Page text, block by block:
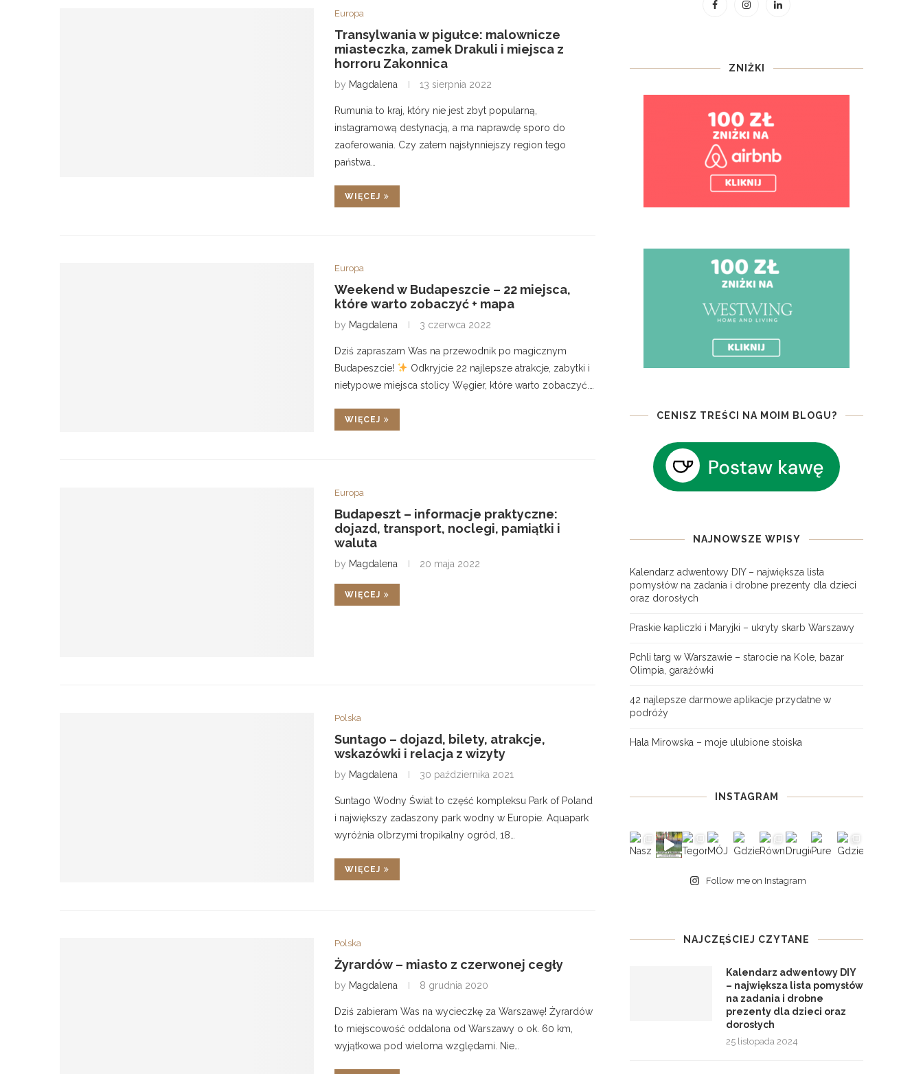
Europa
Transylwania w pigułce: malownicze
miasteczka, zamek Drakuli i miejsca z
horroru Zakonnica
by Magdalena 13 sierpnia 2022
Rumunia to kraj, który nie jest zbyt popularną,
instagramową destynacją, a ma naprawdę sporo do
zaoferowania. Czy zatem najsłynniejszy region tego
państwa…
WIĘCEJ
Europa
Weekend w Budapeszcie – 22 miejsca,
które warto zobaczyć + mapa
by Magdalena 3 czerwca 2022
Dziś zapraszam Was na przewodnik po magicznym
Budapeszcie!
Odkryjcie 22 najlepsze atrakcje, zabytki i
nietypowe miejsca stolicy Węgier, które warto zobaczyć.…
WIĘCEJ
Europa
Budapeszt – informacje praktyczne:
dojazd, transport, noclegi, pamiątki i
waluta
by Magdalena 20 maja 2022
WIĘCEJ
Polska
Suntago – dojazd, bilety, atrakcje,
wskazówki i relacja z wizyty
by Magdalena 30 października 2021
Suntago Wodny Świat to część kompleksu Park of Poland
i największy zadaszony park wodny w Europie. Aquapark
wyróżnia olbrzymi tropikalny ogród, 18…
WIĘCEJ
Polska
Żyrardów – miasto z czerwonej cegły
by Magdalena 8 grudnia 2020
Dziś zabieram Was na wycieczkę za Warszawę! Żyrardów
to miejscowość oddalona od Warszawy o ok. 60 km,
wyjątkowa pod wieloma względami. Nie…
ZNIŻKI
CENISZ TREŚCI NA MOIM BLOGU?
NAJNOWSZE WPISY
Kalendarz adwentowy DIY – największa lista
pomysłów na zadania i drobne prezenty dla dzieci
oraz dorosłych
Praskie kapliczki i Maryjki – ukryty skarb Warszawy
Pchli targ w Warszawie – starocie na Kole, bazar
Olimpia, garażówki
42 najlepsze darmowe aplikacje przydatne w
podróży
Hala Mirowska – moje ulubione stoiska
INSTAGRAM
Follow me on Instagram
NAJCZĘŚCIEJ CZYTANE
Kalendarz adwentowy DIY
– największa lista pomysłów
na zadania i drobne
prezenty dla dzieci oraz
dorosłych
25 listopada 2024